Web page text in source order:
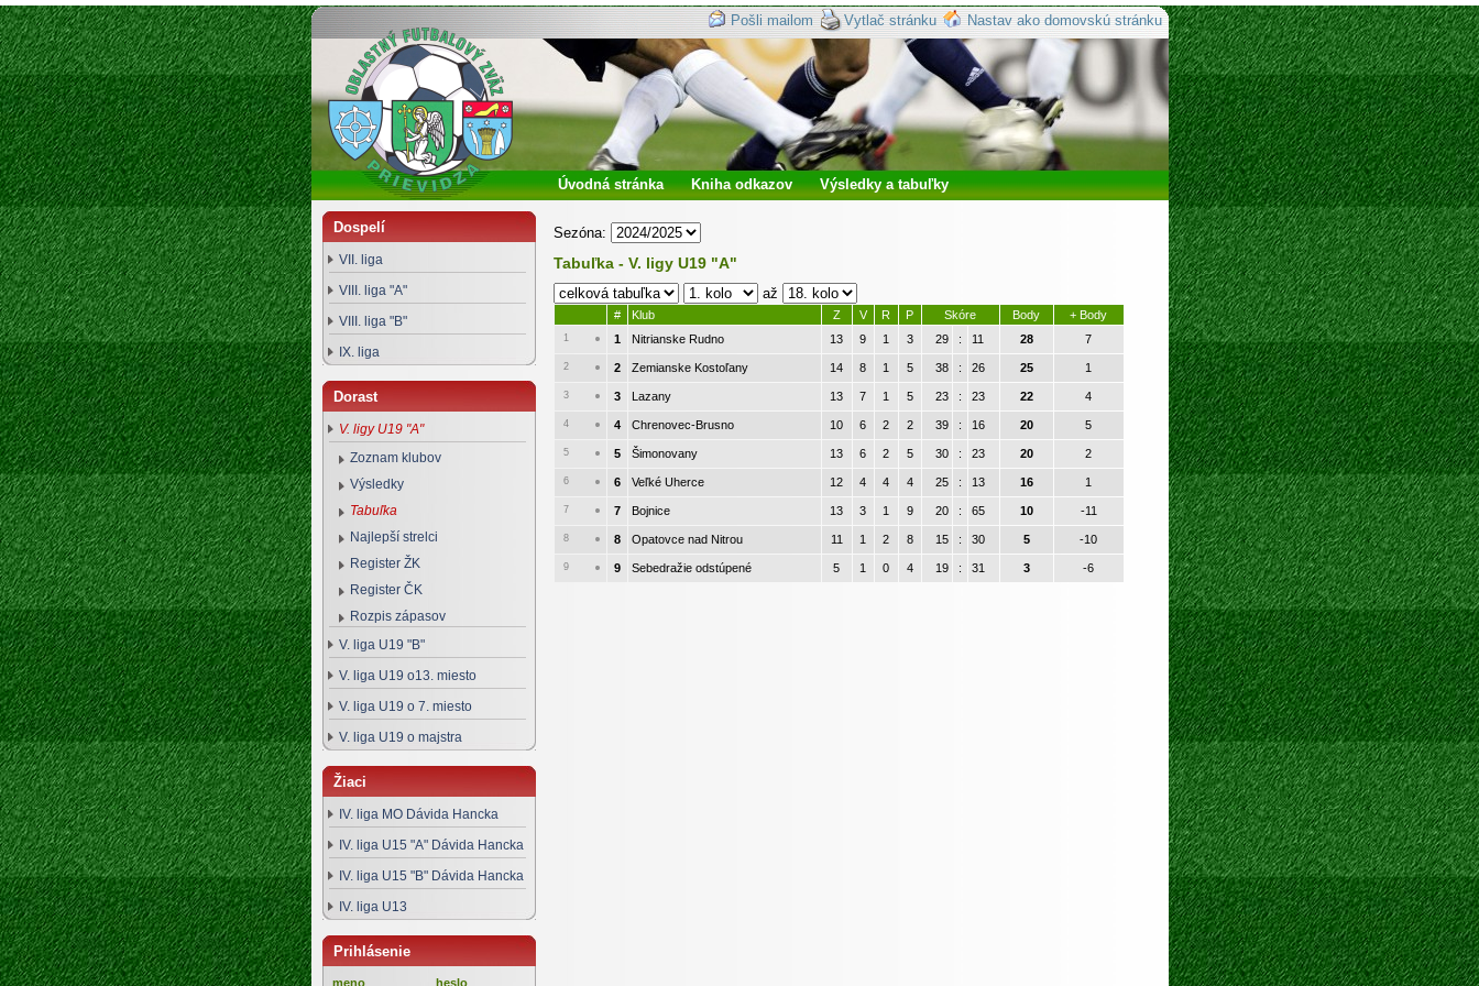
Pošli mailom Vytlač stránku Nastav ako domovskú stránku
Oblastný futbalový zväz Prievidza
Úvodná stránka Kniha odkazov Výsledky a tabuľky
Dospelí
VII. liga
VIII. liga "A"
VIII. liga "B"
IX. liga
Dorast
V. ligy U19 "A"
Zoznam klubov
Výsledky
Tabuľka
Najlepší strelci
Register ŽK
Register ČK
Rozpis zápasov
V. liga U19 "B"
V. liga U19 o13. miesto
V. liga U19 o 7. miesto
V. liga U19 o majstra
Žiaci
IV. liga MO Dávida Hancka
IV. liga U15 "A" Dávida Hancka
IV. liga U15 "B" Dávida Hancka
IV. liga U13
Prihlásenie
meno heslo
Sezóna:
Tabuľka - V. ligy U19 "A"
až
# Klub Z V R P Skóre Body + Body
1 1 Nitrianske Rudno 13 9 1 3 29 : 11 28 7
2 2 Zemianske Kostoľany 14 8 1 5 38 : 26 25 1
3 3 Lazany 13 7 1 5 23 : 23 22 4
4 4 Chrenovec-Brusno 10 6 2 2 39 : 16 20 5
5 5 Šimonovany 13 6 2 5 30 : 23 20 2
6 6 Veľké Uherce 12 4 4 4 25 : 13 16 1
7 7 Bojnice 13 3 1 9 20 : 65 10 -11
8 8 Opatovce nad Nitrou 11 1 2 8 15 : 30 5 -10
9 9 Sebedražie odstúpené 5 1 0 4 19 : 31 3 -6